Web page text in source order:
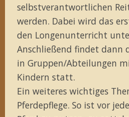
selbstverantwortlichen
werden. Dabei wird das
den Longenunterricht
Anschließend findet dann
in Gruppen/Abteilungen
Kindern statt.
Ein weiteres wichtiges
Pferdepflege. So ist vor